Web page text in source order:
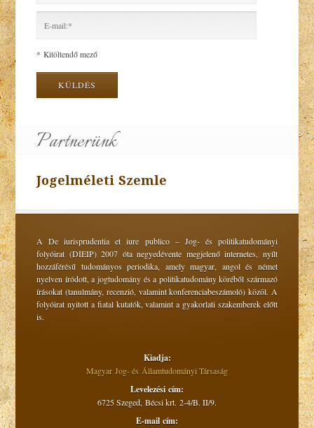
* Kitöltendő mező
Partnerünk
Jogelméleti Szemle
A De iurisprudentia et iure publico – Jog- és politikatudományi
folyóirat (DIEIP) 2007 óta negyedévente megjelenő internetes, nyílt
hozzáférésű tudományos periodika, amely magyar, angol és német
nyelven íródott, a jogtudomány és a politikatudomány köréből származó
írásokat (tanulmány, recenzió, valamint konferenciabeszámoló) közöl. A
folyóirat nyitott a fiatal kutatók, valamint a gyakorlati szakemberek előtt
is.
Kiadja:
Magyar Jog- és Államtudományi Társaság
Levelezési cím:
6725 Szeged, Bécsi krt. 2-4/B. II/9.
E-mail cím: